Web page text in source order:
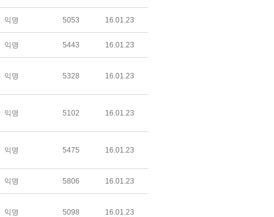
익명 5053 16.01.23
익명 5443 16.01.23
익명 5328 16.01.23
익명 5102 16.01.23
익명 5475 16.01.23
익명 5806 16.01.23
익명 5098 16.01.23